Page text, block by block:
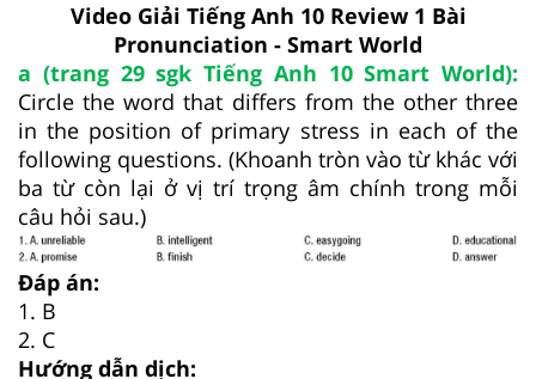
Video Giải Tiếng Anh 10 Review 1 Bài
Pronunciation - Smart World
a (trang 29 sgk Tiếng Anh 10 Smart World):
Circle the word that differs from the other three
in the position of primary stress in each of the
following questions. (Khoanh tròn vào từ khác với
ba từ còn lại ở vị trí trọng âm chính trong mỗi
câu hỏi sau.)
Đáp án:
1. B
2. C
Hướng dẫn dịch: